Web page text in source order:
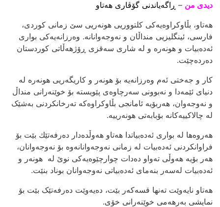
دیدی من – ڕاگەیاندنی گۆڤاری ھەتاو
هەتاو، بڵاوکراوەیەکی کلتووریی هونەریی سێ زمانی کوردی،
فارسی، ئینگلیزیی منداڵان و نەوجەوانانە. وەرزانەیەکی بواری
ئەدەبیات و هونەرە و لە شاری سەقزی ڕۆژهەڵاتی کوردستان
دەردەچێت.
کار و جەختی ئەم وەرزانەیە بۆ هونەر و کاریگەریی هونەرە لە
دنیای ئێمەدا و نەبوونی سەرچاوەی پێویستە بۆ خوێنەرانی منداڵ
و نەوجەوان، هەربۆیە ئامانجی بڵاوکراوەکە تەرخانکردنی بەشێک
لە چالاکییەکانە بۆبابەتی هونەرییە.
هه‌روه‌ها له‌ بواری ئه‌ده‌بیاتدا هه‌تاو هه‌وڵده‌دار ده‌رفه‌تێك بێت بۆ
فراوانکردنی ئەدەبیات لە زمانی نەوجەوانانەوە بۆ نەوجەوانان،
هەر بۆیە هەوڵی تەواو دەدات چوارچێوەیەکی نوێ لە هونەر و
ئەدەبیات لەسەر بنەمای ئەدەبیاتی نەوجەوانان بوناد بنێت.
هەتاو نایەوێت تەنها قسەکەر بێت، دەیەوێت دەرفەتێک بێت بۆ
نمایشی بەرهەمی خوێنەرانی خۆی.